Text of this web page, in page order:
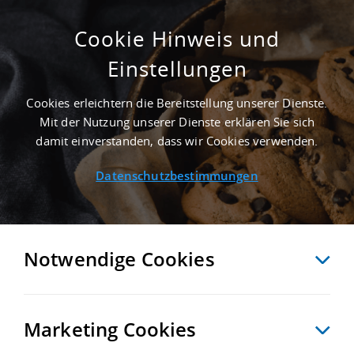
ERSTBEZUG - 1.300 M² INDUSTRIEHALLE IN
SINDELFINGEN NAHE FLUGHAFEN
STUTTGART - LANDKREIS BÖBLINGEN
Startseite/ Immobiliensuche/ Detailansicht
ZURÜCK MERKEN VERGLEICHEN EXPORT PDF
Cookie Hinweis und
Einstellungen
Cookies erleichtern die Bereitstellung unserer Dienste.
Mit der Nutzung unserer Dienste erklären Sie sich
damit einverstanden, dass wir Cookies verwenden.
Datenschutzbestimmungen
Notwendige Cookies
Marketing Cookies